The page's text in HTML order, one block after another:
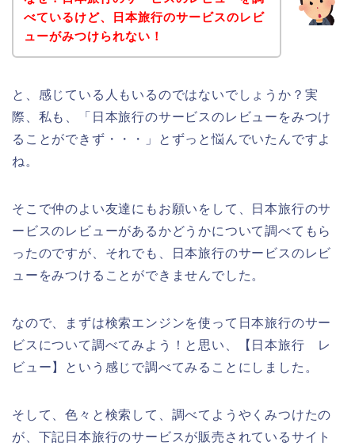
べているけど、日本旅行のサービスのレビ
ューがみつけられない！
と、感じている人もいるのではないでしょうか？実
際、私も、「日本旅行のサービスのレビューをみつけ
ることができず・・・」とずっと悩んでいたんですよ
ね。
そこで仲のよい友達にもお願いをして、日本旅行のサ
ービスのレビューがあるかどうかについて調べてもら
ったのですが、それでも、日本旅行のサービスのレビ
ューをみつけることができませんでした。
なので、まずは検索エンジンを使って日本旅行のサー
ビスについて調べてみよう！と思い、【日本旅行 レ
ビュー】という感じで調べてみることにしました。
そして、色々と検索して、調べてようやくみつけたの
が、下記日本旅行のサービスが販売されているサイト